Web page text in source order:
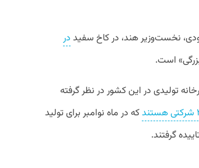
نخست‌وزیر هند، در کاخ سفید در
است.
تولیدی در این کشور در نظر گرفته
که در ماه نوامبر برای تولید
گرفتند.